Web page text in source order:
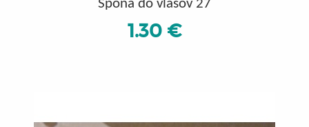
Spona do vlasov 27
1.30 €